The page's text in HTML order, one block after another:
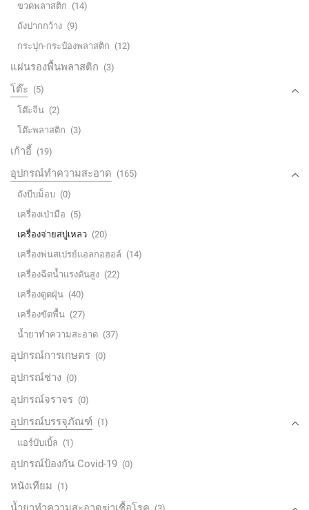
ขวดพลาสติก (14)
ถังปากกว้าง (9)
กระปุก-กระป๋องพลาสติก (12)
แผ่นรองพื้นพลาสติก (3)
โต๊ะ (5)
โต๊ะจีน (2)
โต๊ะพลาสติก (3)
เก้าอี้ (19)
อุปกรณ์ทำความสะอาด (165)
ถังบีบม็อบ (0)
เครื่องเป่ามือ (5)
เครื่องจ่ายสบู่เหลว (20)
เครื่องพ่นสเปรย์แอลกอฮอล์ (14)
เครื่องฉีดน้ำแรงดันสูง (22)
เครื่องดูดฝุ่น (40)
เครื่องขัดพื้น (27)
น้ำยาทำความสะอาด (37)
อุปกรณ์การเกษตร (0)
อุปกรณ์ช่าง (0)
อุปกรณ์จราจร (0)
อุปกรณ์บรรจุภัณฑ์ (1)
แอร์บับเบิ้ล (1)
อุปกรณ์ป้องกัน Covid-19 (0)
หนังเทียม (1)